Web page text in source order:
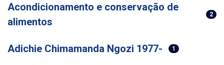
Acondicionamento e conservação de
alimentos
2
Adichie Chimamanda Ngozi 1977- 1